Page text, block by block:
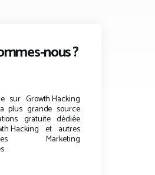
nous ?
sur Growth Hacking
plus grande source
gratuite dédiée
Hacking et autres
Marketing